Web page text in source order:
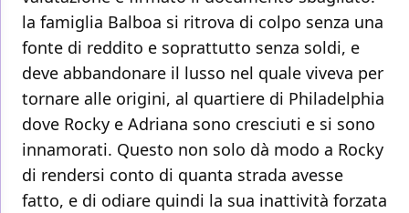
la famiglia Balboa si ritrova di colpo senza una
fonte di reddito e soprattutto senza soldi, e
deve abbandonare il lusso nel quale viveva per
tornare alle origini, al quartiere di Philadelphia
dove Rocky e Adriana sono cresciuti e si sono
innamorati. Questo non solo dà modo a Rocky
di rendersi conto di quanta strada avesse
fatto, e di odiare quindi la sua inattività forzata